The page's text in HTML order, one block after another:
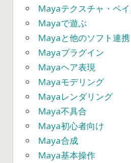
Mayaテクスチャ・ペ
Mayaで遊ぶ
Mayaと他のソフト連携
Mayaプラグイン
Mayaヘア表現
Mayaモデリング
Mayaレンダリング
Maya不具合
Maya初心者向け
Maya合成
Maya基本操作